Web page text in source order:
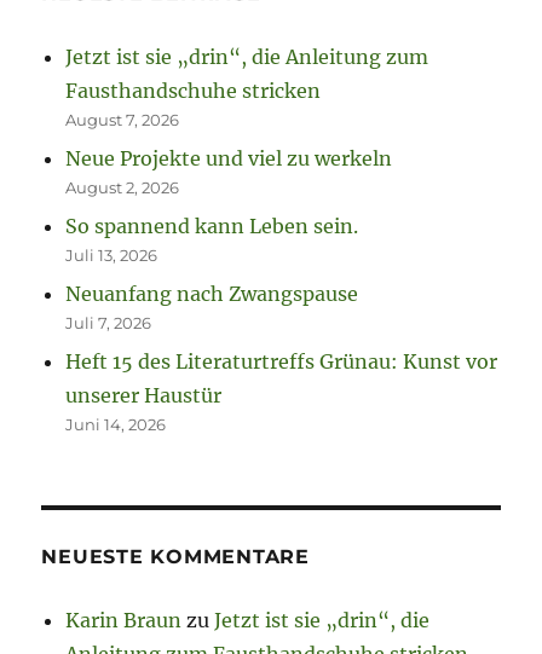
Jetzt ist sie „drin“, die Anleitung zum
Fausthandschuhe stricken
August 7, 2026
Neue Projekte und viel zu werkeln
August 2, 2026
So spannend kann Leben sein.
Juli 13, 2026
Neuanfang nach Zwangspause
Juli 7, 2026
Heft 15 des Literaturtreffs Grünau: Kunst vor
unserer Haustür
Juni 14, 2026
NEUESTE KOMMENTARE
Karin Braun zuJetzt ist sie „drin“, die